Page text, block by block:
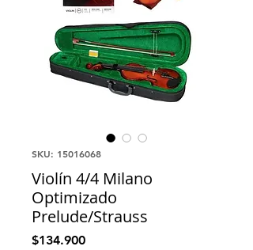
SKU: 15016068
Violín 4/4 Milano
Optimizado
Prelude/Strauss
$134.900Precio